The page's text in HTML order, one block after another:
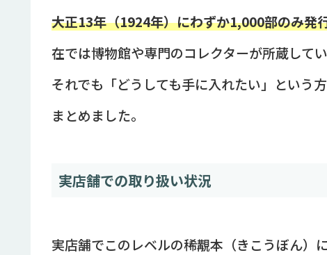
大正13年（1924年）にわずか1,000部のみ発
在では博物館や専門のコレクターが所蔵して
それでも「どうしても手に入れたい」という
まとめました。
実店舗での取り扱い状況
実店舗でこのレベルの稀覯本（きこうぼん）